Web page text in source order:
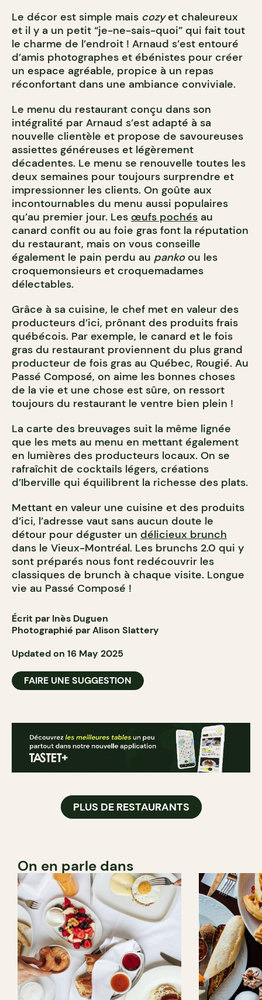
Le décor est simple mais cozyet chaleureux
et il y a un petit “je-ne-sais-quoi” qui fait tout
le charme de l’endroit ! Arnaud s’est entouré
d’amis photographes et ébénistes pour créer
un espace agréable, propice à un repas
réconfortant dans une ambiance conviviale.
Le menu du restaurant conçu dans son
intégralité par Arnaud s’est adapté à sa
nouvelle clientèle et propose de savoureuses
assiettes généreuses et légèrement
décadentes. Le menu se renouvelle toutes les
deux semaines pour toujours surprendre et
impressionner les clients. On goûte aux
incontournables du menu aussi populaires
qu’au premier jour. Les œufs pochés au
canard confit ou au foie gras font la réputation
du restaurant, mais on vous conseille
également le pain perdu au pankoou les
croquemonsieurs et croquemadames
délectables.
Grâce à sa cuisine, le chef met en valeur des
producteurs d’ici, prônant des produits frais
québécois. Par exemple, le canard et le fois
gras du restaurant proviennent du plus grand
producteur de fois gras au Québec, Rougié. Au
Passé Composé, on aime les bonnes choses
de la vie et une chose est sûre, on ressort
toujours du restaurant le ventre bien plein !
La carte des breuvages suit la même lignée
que les mets au menu en mettant également
en lumières des producteurs locaux. On se
rafraîchit de cocktails légers, créations
d’Iberville qui équilibrent la richesse des plats.
Mettant en valeur une cuisine et des produits
d’ici, l’adresse vaut sans aucun doute le
détour pour déguster un délicieux brunch
dans le Vieux-Montréal. Les brunchs 2.0 qui y
sont préparés nous font redécouvrir les
classiques de brunch à chaque visite. Longue
vie au Passé Composé !
Écrit par Inès Duguen
Photographié par Alison Slattery
Updated on 16 May 2025
FAIRE UNE SUGGESTION
PLUS DE RESTAURANTS
On en parle dans